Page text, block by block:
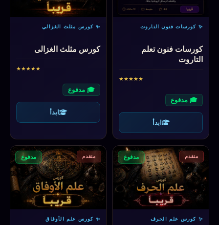
✨ كورسات فنون التاروت
كورسات فنون تعلم
التاروت
★
★
★
★
★
🎓 مدفوع
ابدأ
✨ كورس مثلث الغزالي
كورس مثلث الغزالى
★
★
★
★
★
🎓 مدفوع
ابدأ
متقدم مدفوع
✨ كورس علم الحرف
متقدم مدفوع
✨ كورس علم الأوفاق